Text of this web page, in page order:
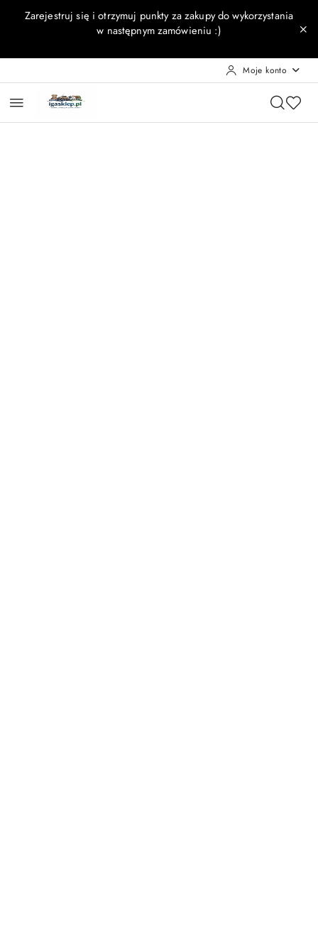
Przejdź do treści głównej
Przejdź do wyszukiwarki
Przejdź do moje konto
Przejdź do menu głównego
Przejdź do opisu produktu
Przejdź do stopki
Zarejestruj się i otrzymuj punkty za zakupy do wykorzystania
w następnym zamówieniu :)
Moje konto